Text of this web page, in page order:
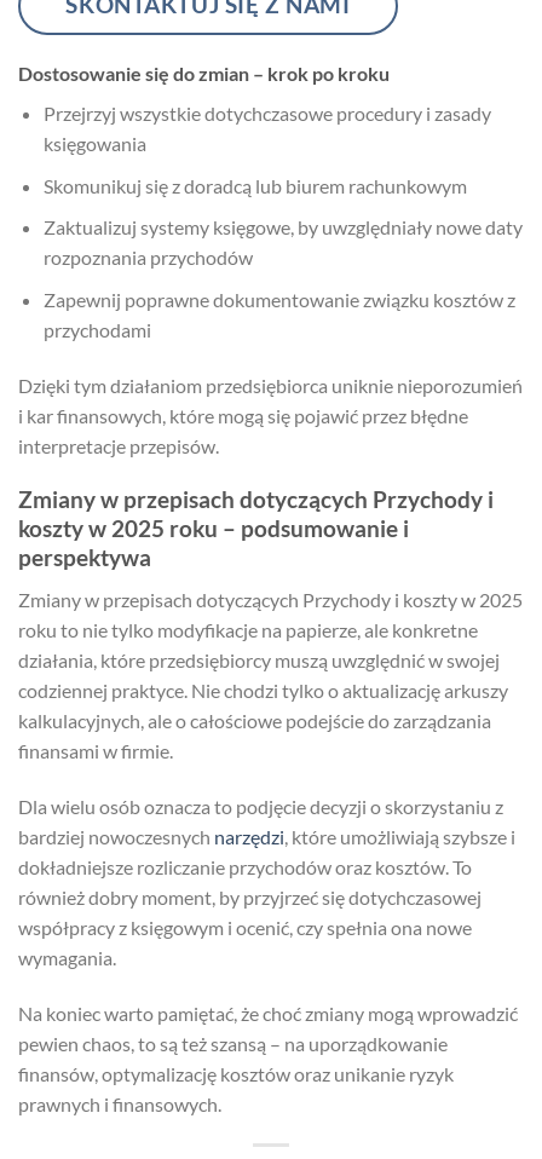
Dostosowanie się do zmian – krok po kroku
Przejrzyj wszystkie dotychczasowe procedury i zasady
księgowania
Skomunikuj się z doradcą lub biurem rachunkowym
Zaktualizuj systemy księgowe, by uwzględniały nowe daty
rozpoznania przychodów
Zapewnij poprawne dokumentowanie związku kosztów z
przychodami
Dzięki tym działaniom przedsiębiorca uniknie nieporozumień
i kar finansowych, które mogą się pojawić przez błędne
interpretacje przepisów.
Zmiany w przepisach dotyczących Przychody i
koszty w 2025 roku – podsumowanie i
perspektywa
Zmiany w przepisach dotyczących Przychody i koszty w 2025
roku to nie tylko modyfikacje na papierze, ale konkretne
działania, które przedsiębiorcy muszą uwzględnić w swojej
codziennej praktyce. Nie chodzi tylko o aktualizację arkuszy
kalkulacyjnych, ale o całościowe podejście do zarządzania
finansami w firmie.
Dla wielu osób oznacza to podjęcie decyzji o skorzystaniu z
bardziej nowoczesnych narzędzi , które umożliwiają szybsze i
dokładniejsze rozliczanie przychodów oraz kosztów. To
również dobry moment, by przyjrzeć się dotychczasowej
współpracy z księgowym i ocenić, czy spełnia ona nowe
wymagania.
Na koniec warto pamiętać, że choć zmiany mogą wprowadzić
pewien chaos, to są też szansą – na uporządkowanie
finansów, optymalizację kosztów oraz unikanie ryzyk
prawnych i finansowych.